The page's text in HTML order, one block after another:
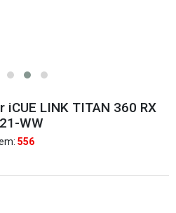
LINK TITAN 360 RX
WW
556